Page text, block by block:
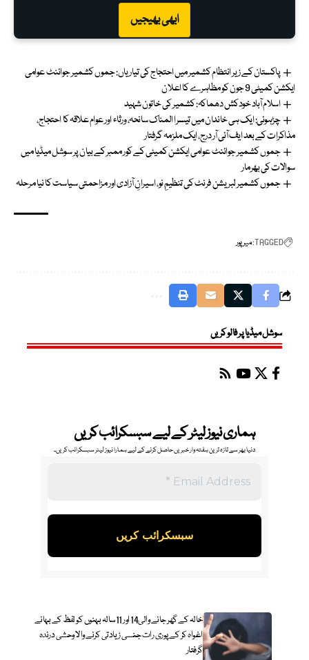
ابھی بھیجیں
پاکستان کے زیر انتظام کشمیر میں احتجاج کی تیاریاں: جموں کشمیر جوائنٹ عوامی
ایکشن کمیٹی 9 جون کو مظاہرے کا اعلان
اسلام آباد خودکش دھماکہ: کشمیر کی خاتون شہید
چڑہوئی: ایک ہی خاندان میں تیسرا المناک سانحہ، ورثاء اور عوام علاقہ کا احتجاج،
مذاکرات کے بعد ایف آئی آر درج، ایک ملزمہ گرفتار
جموں کشمیر جوائنٹ عوامی ایکشن کمیٹی کے کور ممبر کے بیان پر سوشل میڈیا میں
سوالات کی بھرمار
جموں کشمیر لبریشن فرنٹ کی تنظیمِ نو، اسیرانِ آزادی اور مزاحمتی سیاست کا نیا مرحلہ
TAGGED:میر پور
سوشل میڈیا پر فالو کریں
ہماری نیوز لیٹر کے لیے سبسکرائب کریں
دنیا بھر سے تازہ ترین ہفتہ وار خبریں حاصل کرنے کے لیے ہمارا نیوز لیٹر سبسکرائب کریں۔
خالہ کے گھر جانے والی14 اور 11سالہ بہنوں کو لفظ کے بہانے
اغواہ کر کے پوری رات جنسی زیادتی کرنے والا وحشی درندہ
گرفتار